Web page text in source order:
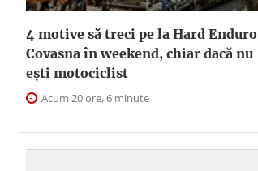
4 motive să treci pe la Hard Enduro
Covasna în weekend, chiar dacă nu
ești motociclist
Acum 20 ore, 6 minute